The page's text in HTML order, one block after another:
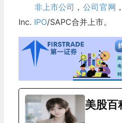
非上市公司 ， 公司官网
Inc. IPO/SAPC合并上市。
美股百